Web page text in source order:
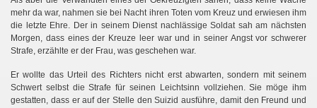
mehr da war, nahmen sie bei Nacht ihren Toten vom Kreuz und erwiesen ihm
die letzte Ehre. Der in seinem Dienst nachlässige Soldat sah am nächsten
Morgen, dass eines der Kreuze leer war und in seiner Angst vor schwerer
Strafe, erzählte er der Frau, was geschehen war.
Er wollte das Urteil des Richters nicht erst abwarten, sondern mit seinem
Schwert selbst die Strafe für seinen Leichtsinn vollziehen. Sie möge ihm
gestatten, dass er auf der Stelle den Suizid ausführe, damit den Freund und